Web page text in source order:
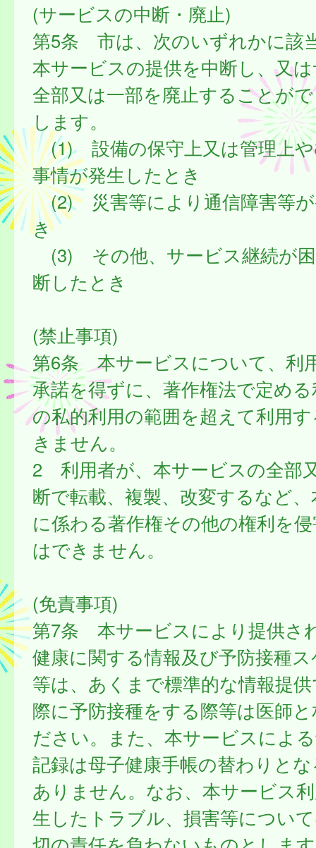
(サービスの中断・廃止)
第5条 市は、次のいずれかに該
本サービスの提供を中断し、又
全部又は一部を廃止することが
します。
(1) 設備の保守上又は管理上や
事情が発生したとき
(2) 災害等により通信障害等が
き
(3) その他、サービス継続が
断したとき
(禁止事項)
第6条 本サービスについて、利
承諾を得ずに、著作権法で定め
の私的利用の範囲を超えて利用
きません。
2 利用者が、本サービスの全部
断で転載、複製、改変するなど
に係わる著作権その他の権利を
はできません。
(免責事項)
第7条 本サービスにより提供さ
健康に関する情報及び予防接種
等は、あくまで標準的な情報提
際に予防接種をする際等は医師
ださい。また、本サービスによ
記録は母子健康手帳の替わりと
ありません。なお、本サービス
生したトラブル、損害等につい